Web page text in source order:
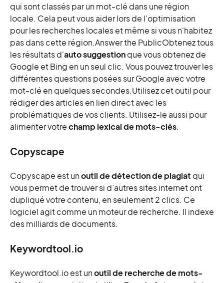
qui sont classés par un mot-clé dans une région
locale. Cela peut vous aider lors de l'optimisation
pour les recherches locales et même si vous n'habitez
pas dans cette région.Answer the PublicObtenez tous
les résultats d'auto suggestionque vous obtenez de
Google et Bing en un seul clic. Vous pouvez trouver les
différentes questions posées sur Google avec votre
mot-clé en quelques secondes.Utilisez cet outil pour
rédiger des articles en lien direct avec les
problématiques de vos clients. Utilisez-le aussi pour
alimenter votrechamp lexical de mots-clés.
Copyscape
Copyscape est unoutil de détection de plagiat qui
vous permet de trouver si d’autres sites internet ont
dupliqué votre contenu, en seulement 2 clics. Ce
logiciel agit comme un moteur de recherche. Il indexe
des milliards de documents.
Keywordtool.io
Keywordtool.io est unoutil de recherche de mots-